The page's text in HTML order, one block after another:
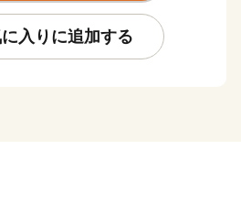
県内2番目の広さを誇る馬見丘
季節によって色とりどりの花が
入りに追加する